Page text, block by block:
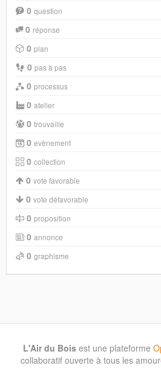
0 question
0 réponse
0 plan
0 pas à pas
0 processus
0 atelier
0 trouvaille
0 evènement
0 collection
0 vote favorable
0 vote défavorable
0 proposition
0 annonce
0 graphisme
L'Air du Bois est une plateforme
collaboratif ouverte à tous les